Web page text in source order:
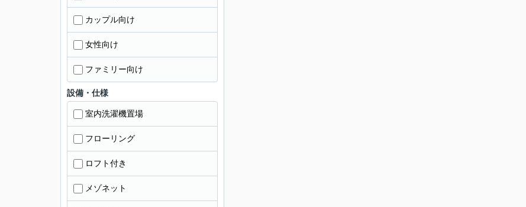
カップル向け
女性向け
ファミリー向け
設備・仕様
室内洗濯機置場
フローリング
ロフト付き
メゾネット